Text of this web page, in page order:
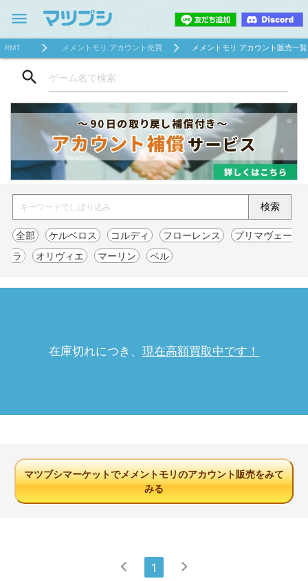
menu
RMT メメントモリ アカウント売買 メメントモリ アカウント販売一覧
search
全部 ケルベロス コルディ フローレンス
プリマヴェー
ラ
オリヴィエ マーリン ベル
在庫切れにつき、 現在高額買取中です！
マツブシマーケットでメメントモリのアカウント販売をみて
みる
chevron_left 1 chevron_right